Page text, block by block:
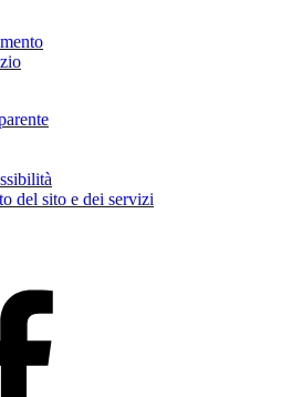
del sito e dei servizi